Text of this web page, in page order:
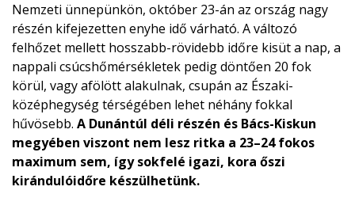
Nemzeti ünnepünkön, október 23-án az ország nagy
részén kifejezetten enyhe idő várható. A változó
felhőzet mellett hosszabb-rövidebb időre kisüt a nap, a
nappali csúcshőmérsékletek pedig döntően 20 fok
körül, vagy afölött alakulnak, csupán az Északi-
középhegység térségében lehet néhány fokkal
hűvösebb. A Dunántúl déli részén és Bács-Kiskun
megyében viszont nem lesz ritka a 23–24 fokos
maximum sem, így sokfelé igazi, kora őszi
kirándulóidőre készülhetünk.